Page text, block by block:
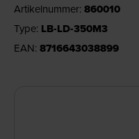
Artikelnummer: 860010
Type: LB-LD-350M3
EAN: 8716643038899